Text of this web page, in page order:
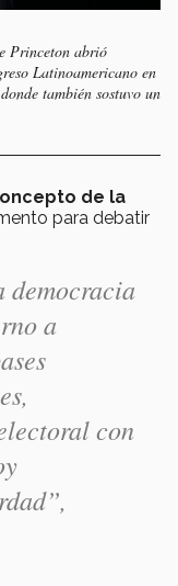
Princeton abrió
Latinoamericano en
también sostuvo un
de la
para debatir
democracia
a
con